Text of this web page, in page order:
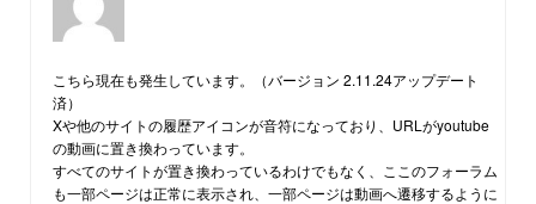
こちら現在も発生しています。（バージョン 2.11.24アップデート
済）
Xや他のサイトの履歴アイコンが音符になっており、URLがyoutube
の動画に置き換わっています。
すべてのサイトが置き換わっているわけでもなく、ここのフォーラム
も一部ページは正常に表示され、一部ページは動画へ遷移するように